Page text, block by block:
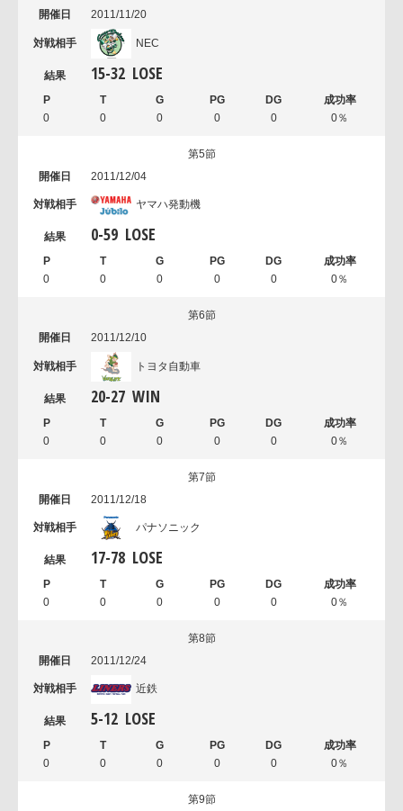
2011/11/20
NEC
15-32 LOSE
0 0 0 0 0 0％
第5節
2011/12/04
ヤマハ発動機
0-59 LOSE
0 0 0 0 0 0％
第6節
2011/12/10
トヨタ自動車
20-27 WIN
0 0 0 0 0 0％
第7節
2011/12/18
パナソニック
17-78 LOSE
0 0 0 0 0 0％
第8節
2011/12/24
近鉄
5-12 LOSE
0 0 0 0 0 0％
第9節